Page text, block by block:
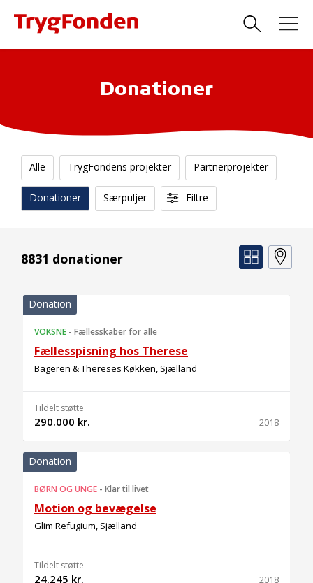
Donationer
Alle TrygFondens projekter Partnerprojekter
Donationer Særpuljer Filtre
8831 donationer
Donation
VOKSNE - Fællesskaber for alle
Fællesspisning hos Therese
Bageren & Thereses Køkken, Sjælland
Tildelt støtte
290.000 kr. 2018
Donation
BØRN OG UNGE - Klar til livet
Motion og bevægelse
Glim Refugium, Sjælland
Tildelt støtte
24.245 kr. 2018